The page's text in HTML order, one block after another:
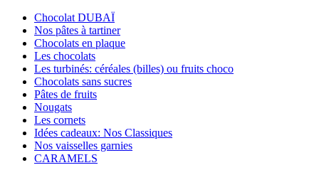
Chocolat DUBAÏ
Nos pâtes à tartiner
Chocolats en plaque
Les chocolats
Les turbinés: céréales (billes) ou fruits choco
Chocolats sans sucres
Pâtes de fruits
Nougats
Les cornets
Idées cadeaux: Nos Classiques
Nos vaisselles garnies
CARAMELS